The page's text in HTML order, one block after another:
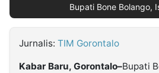
Bupati Bone Bolango,
Jurnalis: TIM Gorontalo
Kabar Baru, Gorontalo–Bupati